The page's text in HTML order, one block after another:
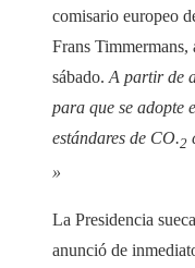
comisario europeo
Frans
sábado. A partir de
para que se adopte
estándares de CO.2
»
La Presidencia
anunció de